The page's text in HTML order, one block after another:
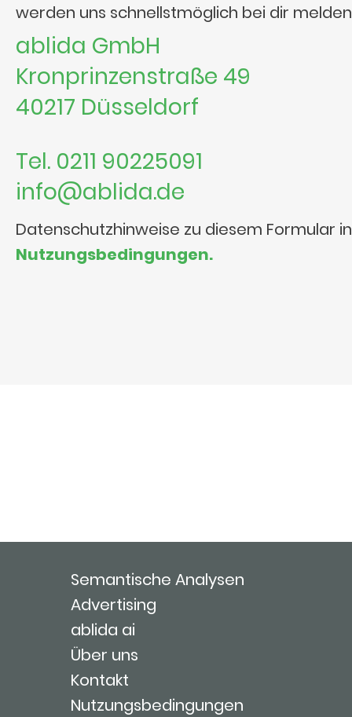
werden uns schnellstmöglich bei dir
ablida GmbH
Kronprinzenstraße 49
40217 Düsseldorf
Tel. 0211 90225091
info@ablida.de
Datenschutzhinweise zu diesem Formular
Nutzungsbedingungen.
Semantische Analysen
Advertising
ablida ai
Über uns
Kontakt
Nutzungsbedingungen